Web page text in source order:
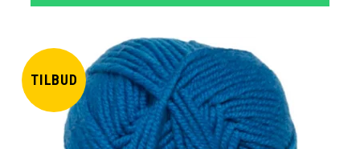
TILBUD